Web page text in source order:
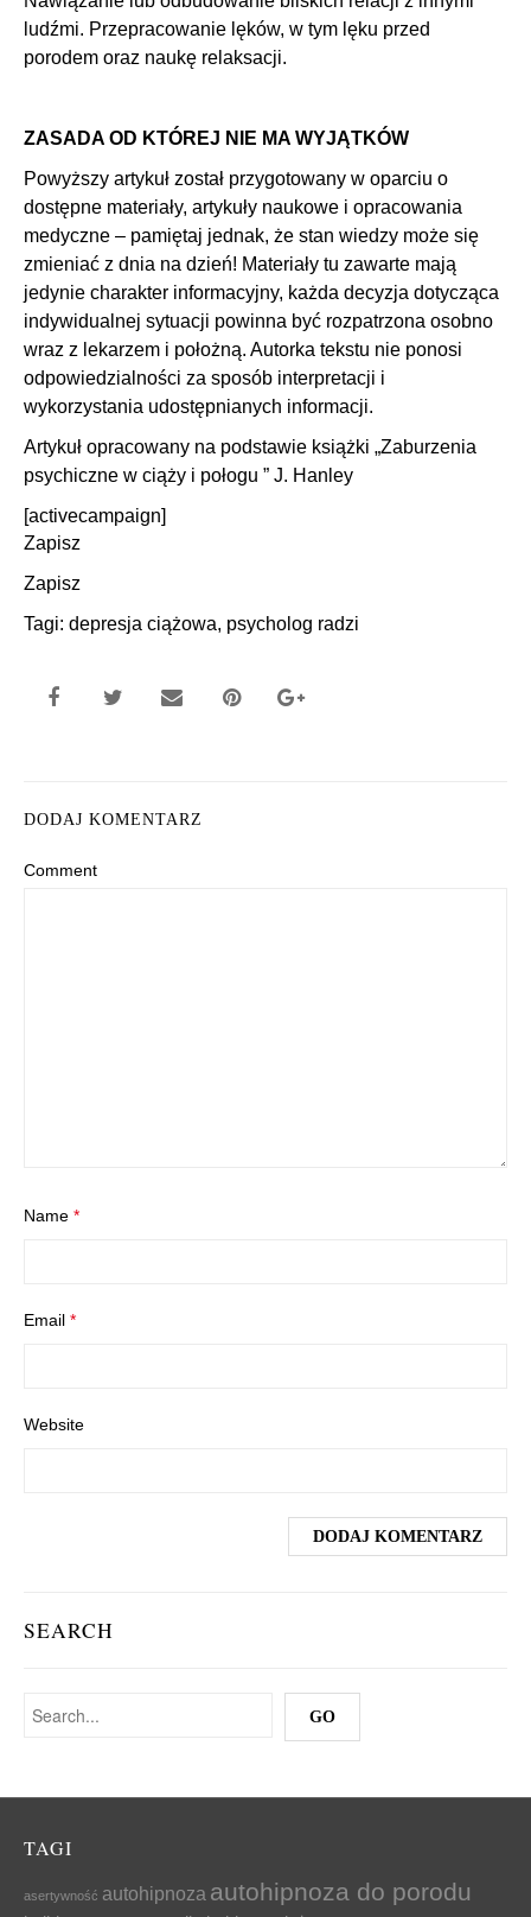
SEARCH
ludźmi. Przepracowanie lęków, w tym lęku przed
porodem oraz naukę relaksacji.
ZASADA OD KTÓREJ NIE MA WYJĄTKÓW
Powyższy artykuł został przygotowany w oparciu o
dostępne materiały, artykuły naukowe i opracowania
medyczne – pamiętaj jednak, że stan wiedzy może się
zmieniać z dnia na dzień! Materiały tu zawarte mają
jedynie charakter informacyjny, każda decyzja dotycząca
indywidualnej sytuacji powinna być rozpatrzona osobno
wraz z lekarzem i położną. Autorka tekstu nie ponosi
odpowiedzialności za sposób interpretacji i
wykorzystania udostępnianych informacji.
Artykuł opracowany na podstawie książki „Zaburzenia
psychiczne w ciąży i połogu ” J. Hanley
[activecampaign]
Zapisz
Zapisz
Tagi: depresja ciążowa, psycholog radzi
DODAJ KOMENTARZ
Comment
Name *
Email *
Website
TAGI
asertywność autohipnoza autohipnoza do porodu